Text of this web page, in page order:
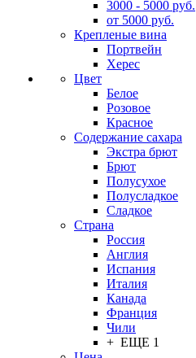
3000 - 5000 руб.
от 5000 руб.
Крепленые вина
Портвейн
Херес
Цвет
Белое
Розовое
Красное
Содержание сахара
Экстра брют
Брют
Полусухое
Полусладкое
Сладкое
Страна
Россия
Англия
Испания
Италия
Канада
Франция
Чили
+ ЕЩЕ 1